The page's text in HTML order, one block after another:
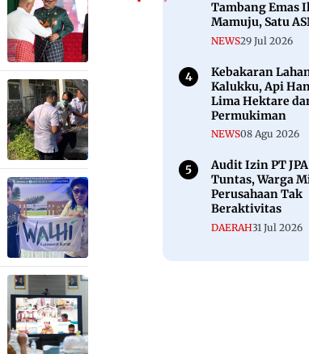
Tambang Emas
Mamuju, Satu
NEWS29 Jul 2026
Kebakaran
Kalukku, Api
Lima Hektare
Permukiman
NEWS08 Agu 2026
Audit Izin PT
Tuntas, Warga
Perusahaan Tak
Beraktivitas
DAERAH31 Jul 2026